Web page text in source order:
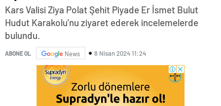
Kars Valisi Ziya Polat Şehit Piyade Er İsmet Bulut
Hudut Karakolu'nu ziyaret ederek incelemelerde
bulundu.
ABONE OL News 8 Nisan 2024 11:24